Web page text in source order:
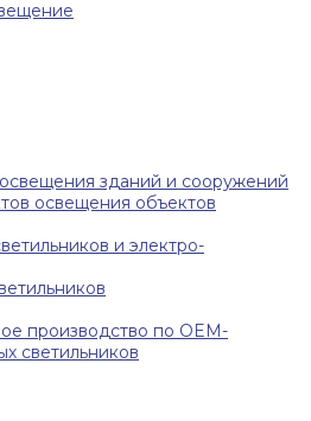
зданий и сооружений
освещения объектов
и электро-
производство по OEM-
светильников